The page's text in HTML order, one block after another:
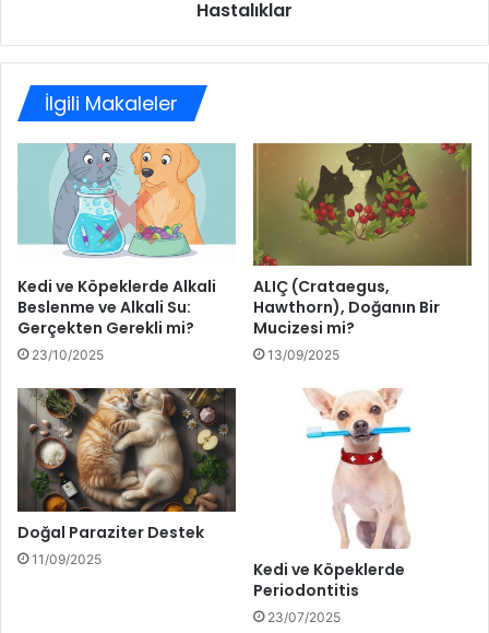
Hastalıklar
İlgili Makaleler
Kedi ve Köpeklerde Alkali
Beslenme ve Alkali Su:
Gerçekten Gerekli mi?
23/10/2025
ALIÇ (Crataegus,
Hawthorn), Doğanın Bir
Mucizesi mi?
13/09/2025
Doğal Paraziter Destek
11/09/2025
Kedi ve Köpeklerde
Periodontitis
23/07/2025